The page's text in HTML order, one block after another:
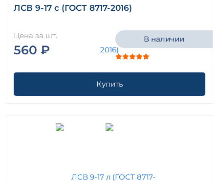
ЛСВ 9-17 с (ГОСТ 8717-2016)
Цена за шт.
560 ₽
В наличии
Купить